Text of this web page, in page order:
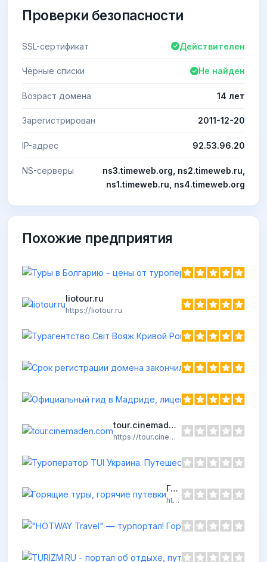
Проверки безопасности
SSL-сертификат Действителен
Чёрные списки Не найден
Возраст домена 14 лет
Зарегистрирован 2011-12-20
IP-адрес 92.53.96.20
NS-серверы
ns3.timeweb.org, ns2.timeweb.ru,
ns1.timeweb.ru, ns4.timeweb.org
Похожие предприятия
liotour.ru
https://liotour.ru
Срок
https://
tour.cinemaden.com
https://tour.cinemaden.com
Горящие туры, горячие путевки
https://zhayvir.com.ua